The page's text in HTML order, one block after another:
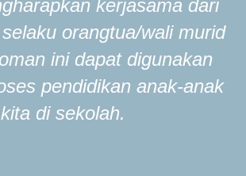
kerjasama dari
orangtua/wali murid
ini dapat digunakan
pendidikan anak-anak
kita di sekolah.